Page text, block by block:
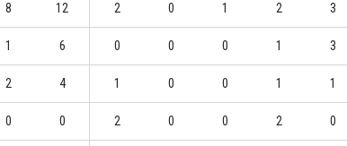
8 12 2 0 1 2 3
1 6 0 0 0 1 3
2 4 1 0 0 1 1
0 0 2 0 0 2 0